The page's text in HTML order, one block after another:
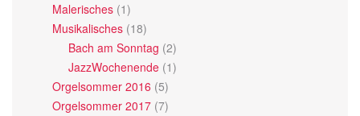
Malerisches (1)
Musikalisches (18)
Bach am Sonntag (2)
JazzWochenende (1)
Orgelsommer 2016 (5)
Orgelsommer 2017 (7)